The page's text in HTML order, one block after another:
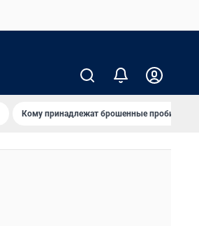
Кому принадлежат брошенные пробирки?